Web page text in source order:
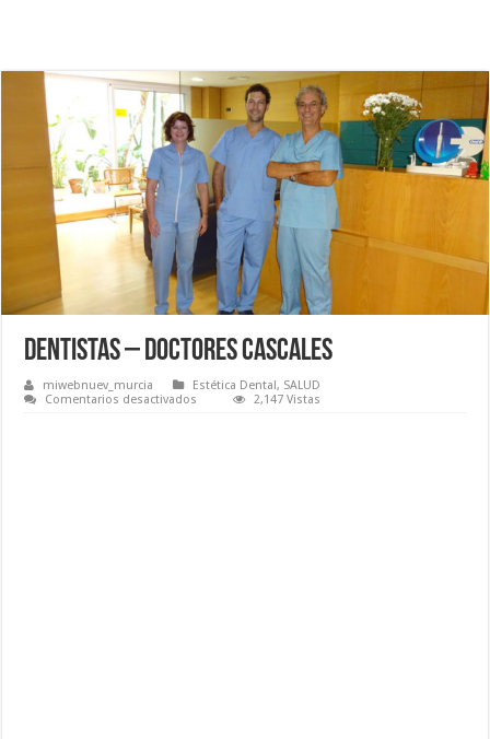
Dentistas – Doctores Cascales
miwebnuev_murcia Estética Dental, SALUD
Comentarios desactivados
2,147 Vistas